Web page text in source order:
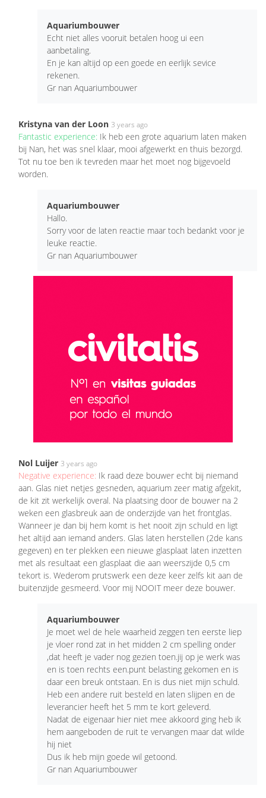
Aquariumbouwer
Echt niet alles vooruit betalen hoog ui een
aanbetaling.
En je kan altijd op een goede en eerlijk sevice
rekenen.
Gr nan Aquariumbouwer
Kristyna van der Loon 3 years ago
Fantastic experience: Ik heb een grote aquarium laten maken
bij Nan, het was snel klaar, mooi afgewerkt en thuis bezorgd.
Tot nu toe ben ik tevreden maar het moet nog bijgevoeld
worden.
Aquariumbouwer
Hallo.
Sorry voor de laten reactie maar toch bedankt voor je
leuke reactie.
Gr nan Aquariumbouwer
Nol Luijer 3 years ago
Negative experience: Ik raad deze bouwer echt bij niemand
aan. Glas niet netjes gesneden, aquarium zeer matig afgekit,
de kit zit werkelijk overal. Na plaatsing door de bouwer na 2
weken een glasbreuk aan de onderzijde van het frontglas.
Wanneer je dan bij hem komt is het nooit zijn schuld en ligt
het altijd aan iemand anders. Glas laten herstellen (2de kans
gegeven) en ter plekken een nieuwe glasplaat laten inzetten
met als resultaat een glasplaat die aan weerszijde 0,5 cm
tekort is. Wederom prutswerk een deze keer zelfs kit aan de
buitenzijde gesmeerd. Voor mij NOOIT meer deze bouwer.
Aquariumbouwer
Je moet wel de hele waarheid zeggen ten eerste liep
je vloer rond zat in het midden 2 cm spelling onder
,dat heeft je vader nog gezien toen.jij op je werk was
en is toen rechts een.punt belasting gekomen en is
daar een breuk ontstaan. En is dus niet mijn schuld.
Heb een andere ruit besteld en laten slijpen en de
leverancier heeft het 5 mm te kort geleverd.
Nadat de eigenaar hier niet mee akkoord ging heb ik
hem aangeboden de ruit te vervangen maar dat wilde
hij niet
Dus ik heb mijn goede wil getoond.
Gr nan Aquariumbouwer